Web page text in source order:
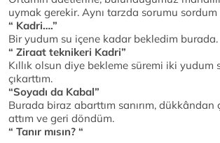
uymak gerekir. Aynı tarzda sorumu sordum
“ Kadri….”
Bir yudum su içene kadar bekledim burada.
“ Ziraat teknikeri Kadri”
Kıllık olsun diye bekleme süremi iki yudum
çıkarttım.
“Soyadı da Kabal”
Burada biraz abarttım sanırım, dükkândan
attım ve geri döndüm.
“ Tanır mısın? “